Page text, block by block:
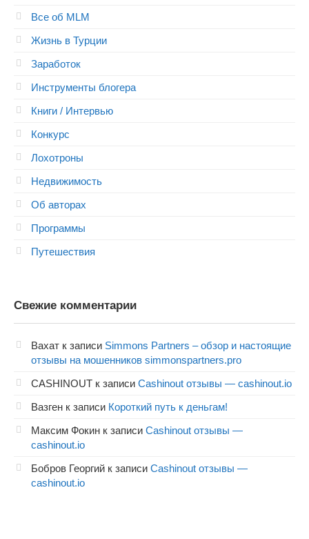
Все об MLM
Жизнь в Турции
Заработок
Инструменты блогера
Книги / Интервью
Конкурс
Лохотроны
Недвижимость
Об авторах
Программы
Путешествия
Свежие комментарии
Вахат к записи Simmons Partners – обзор и настоящие
отзывы на мошенников simmonspartners.pro
CASHINOUT к записи Cashinout отзывы — cashinout.io
Вазген к записи Короткий путь к деньгам!
Максим Фокин к записи Cashinout отзывы —
cashinout.io
Бобров Георгий к записи Cashinout отзывы —
cashinout.io